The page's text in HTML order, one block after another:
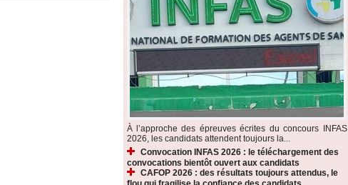
À l’approche des épreuves écrites du concours INFAS
2026, les candidats attendent toujours la...
Convocation INFAS 2026 : le téléchargement des
convocations bientôt ouvert aux candidats
CAFOP 2026 : des résultats toujours attendus, le